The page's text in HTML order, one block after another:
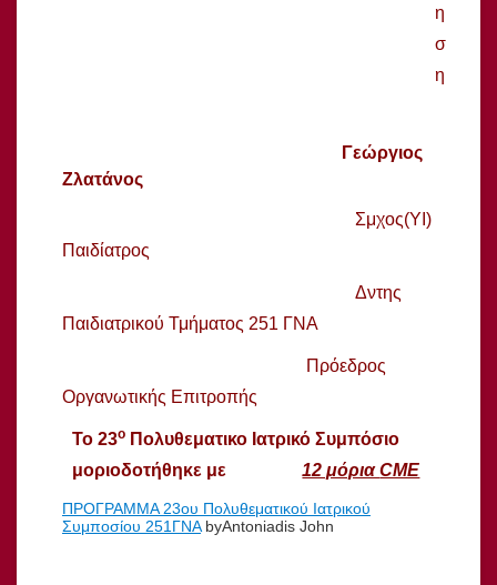
η
σ
η
Γεώργιος
Ζλατάνος
Σμχος(ΥΙ)
Παιδίατρος
Δντης
Παιδιατρικού Τμήματος 251 ΓΝΑ
Πρόεδρος
Οργανωτικής Επιτροπής
Το 23ο Πολυθεματικο Ιατρικό Συμπόσιο
μοριοδοτήθηκε με
12 μόριαCME
ΠΡΟΓΡΑΜΜΑ 23ου Πολυθεματικού Ιατρικού
Συμποσίου 251ΓΝΑbyAntoniadis John